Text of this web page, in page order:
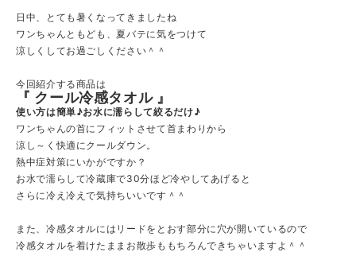
日中、とても暑くなってきましたね
ワンちゃんともども、夏バテに気をつけて
涼しくしてお過ごしください＾＾
今回紹介する商品は
『 クール冷感タオル 』
使い方は簡単♪お水に濡らして絞るだけ♪
ワンちゃんの首にフィットさせて首まわりから
涼し～く快適にクールダウン。
熱中症対策にいかがですか？
お水で濡らして冷蔵庫で30分ほど冷やしてあげると
さらに冷え冷えで気持ちいいです＾＾
また、冷感タオルにはリードをとおす部分に穴が開いているので
冷感タオルを着けたままお散歩ももちろんできちゃいますよ＾＾